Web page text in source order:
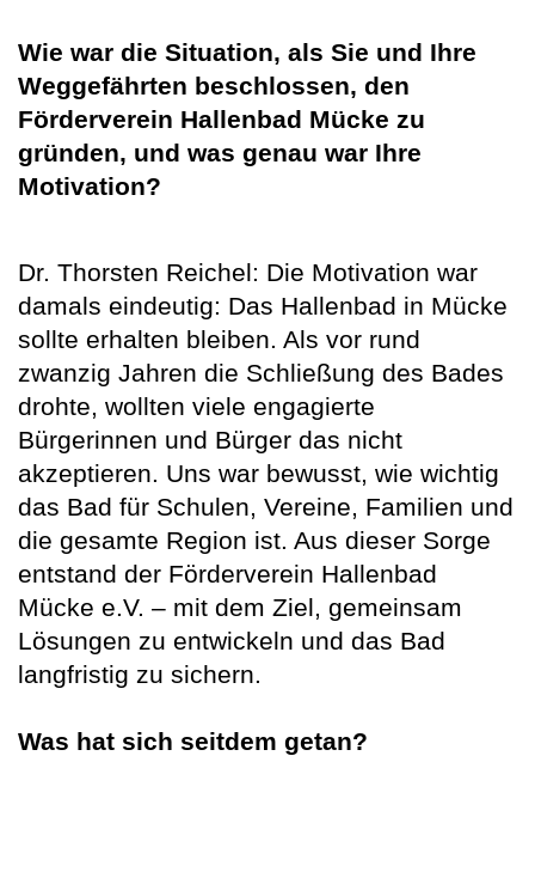
Wie war die Situation, als Sie und Ihre
Weggefährten beschlossen, den
Förderverein Hallenbad Mücke zu
gründen, und was genau war Ihre
Motivation?
Dr. Thorsten Reichel: Die Motivation war
damals eindeutig: Das Hallenbad in Mücke
sollte erhalten bleiben. Als vor rund
zwanzig Jahren die Schließung des Bades
drohte, wollten viele engagierte
Bürgerinnen und Bürger das nicht
akzeptieren. Uns war bewusst, wie wichtig
das Bad für Schulen, Vereine, Familien und
die gesamte Region ist. Aus dieser Sorge
entstand der Förderverein Hallenbad
Mücke e.V. – mit dem Ziel, gemeinsam
Lösungen zu entwickeln und das Bad
langfristig zu sichern.
Was hat sich seitdem getan?